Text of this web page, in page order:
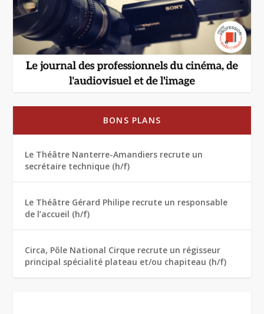
BONS PLANS
Le Théâtre Nanterre-Amandiers recrute un
secrétaire technique (h/f)
Le Théâtre Gérard Philipe recrute un responsable
de l’accueil (h/f)
Circa, Pôle National Cirque recrute un régisseur
principal spécialité plateau et/ou chapiteau (h/f)